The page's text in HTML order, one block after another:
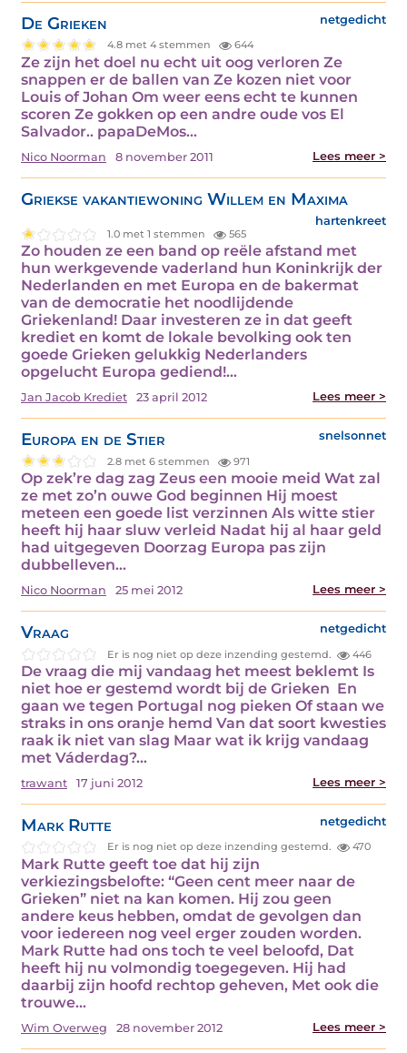
De Grieken netgedicht
4.8 met 4 stemmen 644
Ze zijn het doel nu echt uit oog verloren Ze
snappen er de ballen van Ze kozen niet voor
Louis of Johan Om weer eens echt te kunnen
scoren Ze gokken op een andre oude vos El
Salvador.. papaDeMos…
Nico Noorman 8 november 2011 Lees meer >
Griekse vakantiewoning Willem en Maxima
hartenkreet
1.0 met 1 stemmen 565
Zo houden ze een band op reële afstand met
hun werkgevende vaderland hun Koninkrijk der
Nederlanden en met Europa en de bakermat
van de democratie het noodlijdende
Griekenland! Daar investeren ze in dat geeft
krediet en komt de lokale bevolking ook ten
goede Grieken gelukkig Nederlanders
opgelucht Europa gediend!…
Jan Jacob Krediet 23 april 2012 Lees meer >
Europa en de Stier snelsonnet
2.8 met 6 stemmen 971
Op zek’re dag zag Zeus een mooie meid Wat zal
ze met zo’n ouwe God beginnen Hij moest
meteen een goede list verzinnen Als witte stier
heeft hij haar sluw verleid Nadat hij al haar geld
had uitgegeven Doorzag Europa pas zijn
dubbelleven…
Nico Noorman 25 mei 2012 Lees meer >
Vraag netgedicht
Er is nog niet op deze inzending gestemd. 446
De vraag die mij vandaag het meest beklemt Is
niet hoe er gestemd wordt bij de Grieken En
gaan we tegen Portugal nog pieken Of staan we
straks in ons oranje hemd Van dat soort kwesties
raak ik niet van slag Maar wat ik krijg vandaag
met Váderdag?…
trawant 17 juni 2012 Lees meer >
Mark Rutte netgedicht
Er is nog niet op deze inzending gestemd. 470
Mark Rutte geeft toe dat hij zijn
verkiezingsbelofte: “Geen cent meer naar de
Grieken” niet na kan komen. Hij zou geen
andere keus hebben, omdat de gevolgen dan
voor iedereen nog veel erger zouden worden.
Mark Rutte had ons toch te veel beloofd, Dat
heeft hij nu volmondig toegegeven. Hij had
daarbij zijn hoofd rechtop geheven, Met ook die
trouwe…
Wim Overweg 28 november 2012 Lees meer >